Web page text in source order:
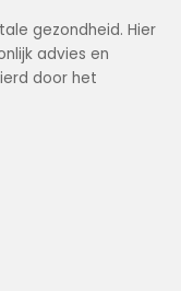
gezondheid. Hier
advies en
door het